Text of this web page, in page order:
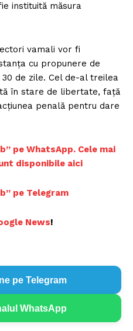
instituită măsura
vamali vor fi
cu propunere de
de zile. Cel de-al treilea
în stare de libertate, față
penală pentru dare
pe WhatsApp. Cele mai
disponibile aici
pe Telegram
News!
pe Telegram
WhatsApp